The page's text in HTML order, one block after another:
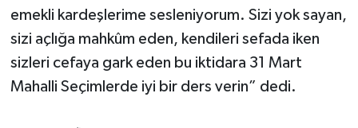
emekli kardeşlerime sesleniyorum. Sizi yok sayan,
sizi açlığa mahkûm eden, kendileri sefada iken
sizleri cefaya gark eden bu iktidara 31 Mart
Mahalli Seçimlerde iyi bir ders verin” dedi.